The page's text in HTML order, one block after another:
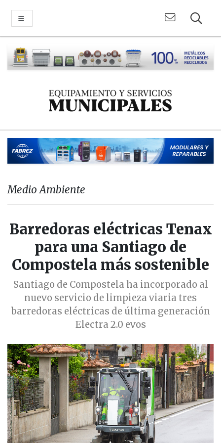
Medio Ambiente
Barredoras eléctricas Tenax
para una Santiago de
Compostela más sostenible
Santiago de Compostela ha incorporado al
nuevo servicio de limpieza viaria tres
barredoras eléctricas de última generación
Electra 2.0 evos